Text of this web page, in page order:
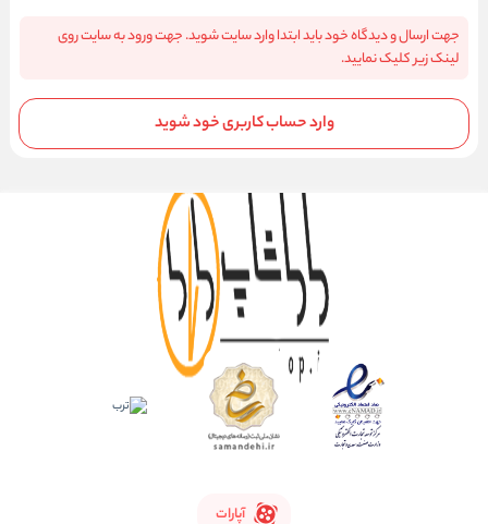
جهت ارسال و دیدگاه خود باید ابتدا وارد سایت شوید. جهت ورود به سایت روی
لینک زیر کلیک نمایید.
وارد حساب کاربری خود شوید
آپارات